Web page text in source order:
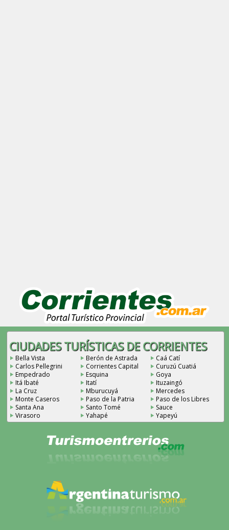
CIUDADES TURÍSTICAS DE CORRIENTES
Bella Vista Berón de Astrada
Caá Catí
Carlos Pellegrini
Corrientes Capital
Curuzú Cuatiá
Empedrado
Esquina
Goya
Itá Ibaté
Itatí
Ituzaingó
La Cruz
Mburucuyá
Mercedes
Monte Caseros
Paso de la Patria
Paso de los Libres
Santa Ana
Santo Tomé
Sauce
Virasoro
Yahapé Yapeyú